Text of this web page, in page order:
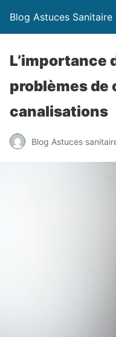
Blog Astuces Sanitaire
L’importance
problèmes de
canalisations
Blog Astuces